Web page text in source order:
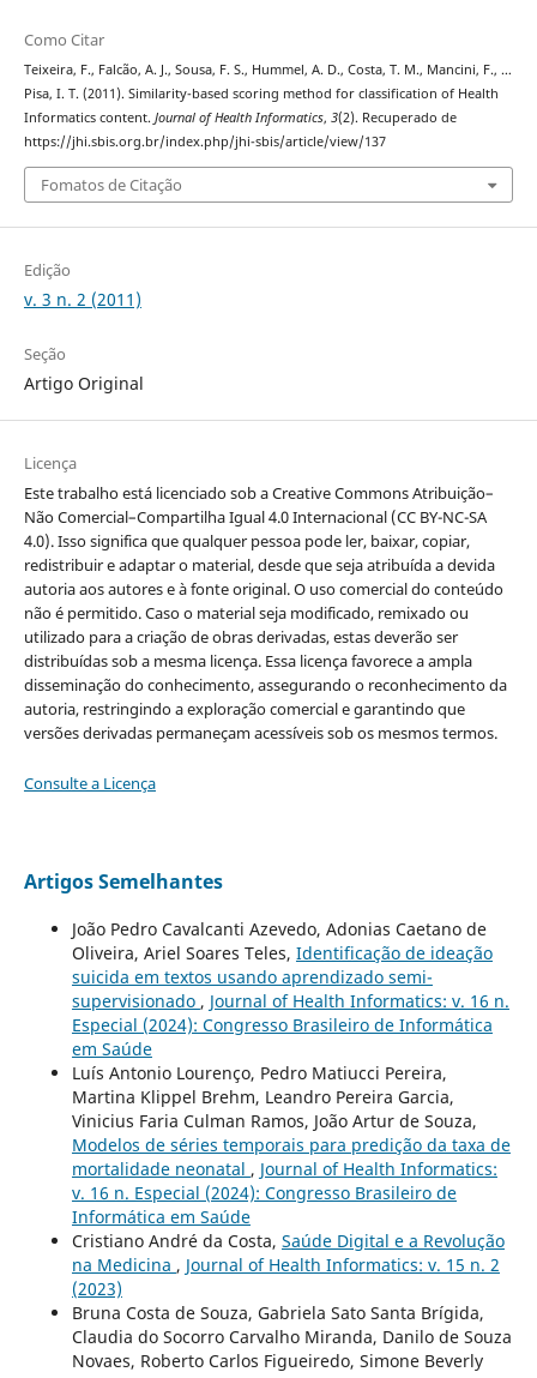
Como Citar
Teixeira, F., Falcão, A. J., Sousa, F. S., Hummel, A. D., Costa, T. M., Mancini, F., …
Pisa, I. T. (2011). Similarity-based scoring method for classification of Health
Informatics content. Journal of Health Informatics, 3(2). Recuperado de
https://jhi.sbis.org.br/index.php/jhi-sbis/article/view/137
Fomatos de Citação
Edição
v. 3 n. 2 (2011)
Seção
Artigo Original
Licença
Este trabalho está licenciado sob a Creative Commons Atribuição–
Não Comercial–Compartilha Igual 4.0 Internacional (CC BY-NC-SA
4.0). Isso significa que qualquer pessoa pode ler, baixar, copiar,
redistribuir e adaptar o material, desde que seja atribuída a devida
autoria aos autores e à fonte original. O uso comercial do conteúdo
não é permitido. Caso o material seja modificado, remixado ou
utilizado para a criação de obras derivadas, estas deverão ser
distribuídas sob a mesma licença. Essa licença favorece a ampla
disseminação do conhecimento, assegurando o reconhecimento da
autoria, restringindo a exploração comercial e garantindo que
versões derivadas permaneçam acessíveis sob os mesmos termos.
Consulte a Licença
Artigos Semelhantes
João Pedro Cavalcanti Azevedo, Adonias Caetano de
Oliveira, Ariel Soares Teles, Identificação de ideação
suicida em textos usando aprendizado semi-
supervisionado , Journal of Health Informatics: v. 16 n.
Especial (2024): Congresso Brasileiro de Informática
em Saúde
Luís Antonio Lourenço, Pedro Matiucci Pereira,
Martina Klippel Brehm, Leandro Pereira Garcia,
Vinicius Faria Culman Ramos, João Artur de Souza,
Modelos de séries temporais para predição da taxa de
mortalidade neonatal , Journal of Health Informatics:
v. 16 n. Especial (2024): Congresso Brasileiro de
Informática em Saúde
Cristiano André da Costa, Saúde Digital e a Revolução
na Medicina , Journal of Health Informatics: v. 15 n. 2
(2023)
Bruna Costa de Souza, Gabriela Sato Santa Brígida,
Claudia do Socorro Carvalho Miranda, Danilo de Souza
Novaes, Roberto Carlos Figueiredo, Simone Beverly